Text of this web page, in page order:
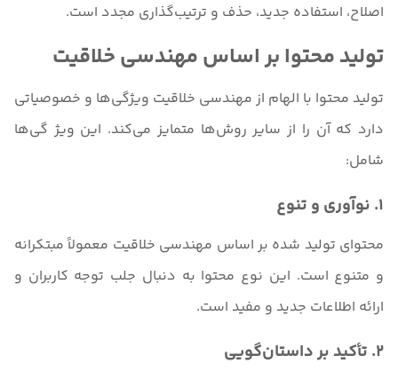
اصلاح، استفاده جدید، حذف و ترتیب‌گذاری مجدد است.
تولید محتوا بر اساس مهندسی خلاقیت
تولید محتوا با الهام از مهندسی خلاقیت ویژگی‌ها و خصوصیاتی
دارد که آن را از سایر روش‌ها متمایز می‌کند. این ویژ گی‌ها
شامل:
1. نوآوری و تنوع
محتوای تولید شده بر اساس مهندسی خلاقیت معمولاً مبتکرانه
و متنوع است. این نوع محتوا به دنبال جلب توجه کاربران و
ارائه اطلاعات جدید و مفید است.
2. تأکید بر داستان‌گویی